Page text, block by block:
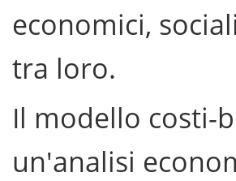
economici,
tra loro.
Il modello costi-
un'analisi